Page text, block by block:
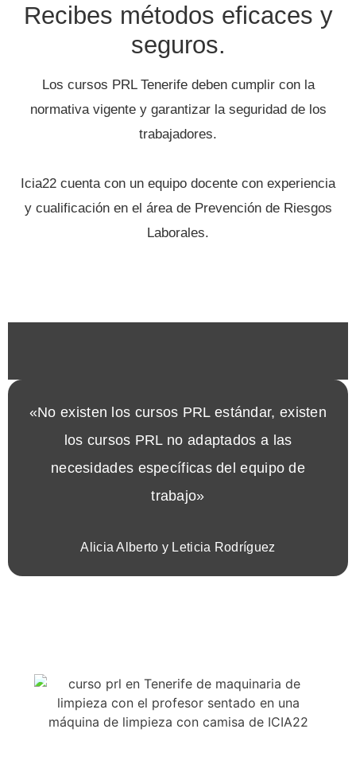
Recibes métodos eficaces y
seguros.
Los cursos PRL Tenerife deben cumplir con la
normativa vigente y garantizar la seguridad de los
trabajadores.
Icia22 cuenta con un equipo docente con experiencia
y cualificación en el área de Prevención de Riesgos
Laborales.
«No existen los cursos PRL estándar, existen
los cursos PRL no adaptados a las
necesidades específicas del equipo de
trabajo»
Alicia Alberto y Leticia Rodríguez